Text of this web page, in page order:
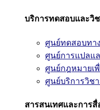
บริการทดสอบและวิ
ศูนย์ทดสอบทา
ศูนย์การแปลแ
ศูนย์กฎหมายเ
ศูนย์บริการวิช
สารสนเทศและการสื่